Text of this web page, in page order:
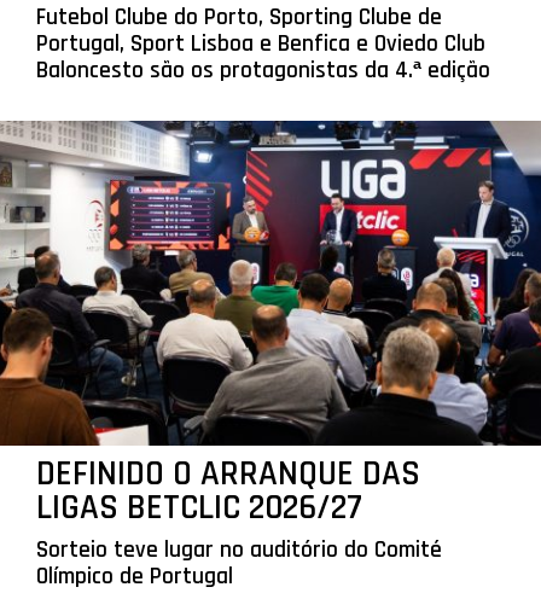
Futebol Clube do Porto, Sporting Clube de
Portugal, Sport Lisboa e Benfica e Oviedo Club
Baloncesto são os protagonistas da 4.ª edição
DEFINIDO O ARRANQUE DAS
LIGAS BETCLIC 2026/27
Sorteio teve lugar no auditório do Comité
Olímpico de Portugal